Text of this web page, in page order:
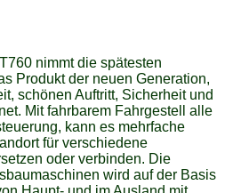
nimmt die spätesten
Produkt der neuen Generation,
schönen Auftritt, Sicherheit und
Mit fahrbarem Fahrgestell alle
kann es mehrfache
für verschiedene
oder verbinden. Die
wird auf der Basis